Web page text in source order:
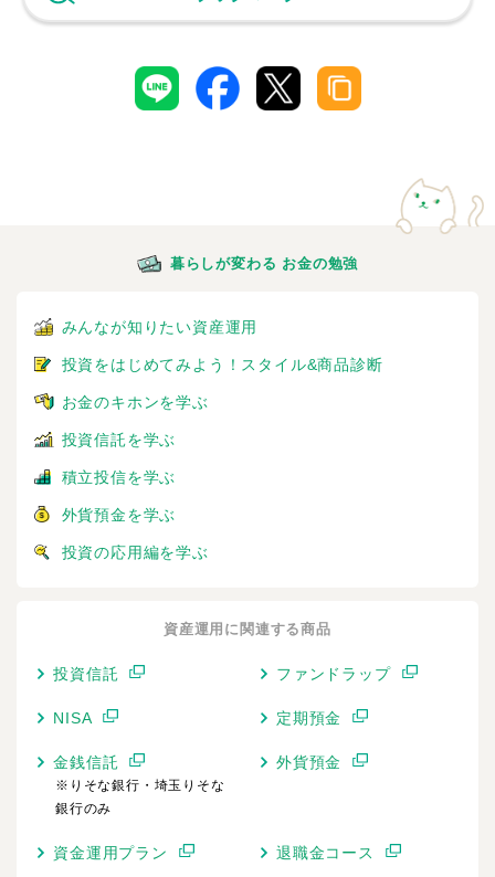
暮らしが変わる お金の勉強
みんなが知りたい資産運用
投資をはじめてみよう！スタイル&商品診断
お金のキホンを学ぶ
投資信託を学ぶ
積立投信を学ぶ
外貨預金を学ぶ
投資の応用編を学ぶ
資産運用に関連する商品
投資信託 ファンドラップ
NISA 定期預金
金銭信託
※りそな銀行・埼玉りそな
銀行のみ
外貨預金
資金運用プラン 退職金コース